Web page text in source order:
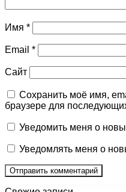
Имя *
Email *
Сайт
Сохранить моё имя,
браузере для
Уведомить меня о
Уведомлять меня о